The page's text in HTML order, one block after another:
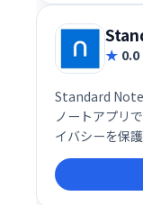
0.0
Standard
ノートアプリ
イバシーを保
の設計により
す。シンプル
方におすすめ